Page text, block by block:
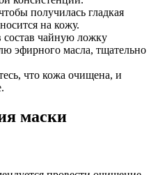
получилась гладкая
на кожу.
чайную ложку
эфирного масла, тщательно
что кожа очищена, и
маски